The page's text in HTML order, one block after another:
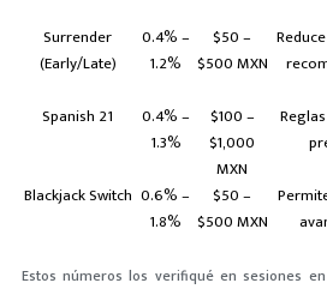
Surrender
(Early/Late)
0.4% –
1.2%
$50 –
$500 MXN
Spanish 21
0.4% –
1.3%
$100 –
$1,000
MXN
Blackjack Switch 0.6% –
1.8%
$50 –
$500 MXN
Estos números los verifiqué en sesiones